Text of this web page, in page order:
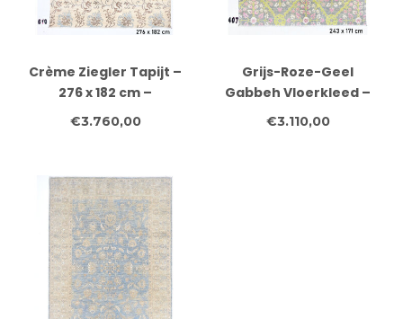
Crème Ziegler Tapijt –
276 x 182 cm –
Handgeknoopt van Wol
€3.760,00
Grijs-Roze-Geel
Gabbeh Vloerkleed –
243 x 171 cm –
€3.110,00